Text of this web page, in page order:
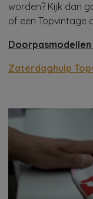
worden? Kijk dan
of een Topvintage
Zaterdaghulp